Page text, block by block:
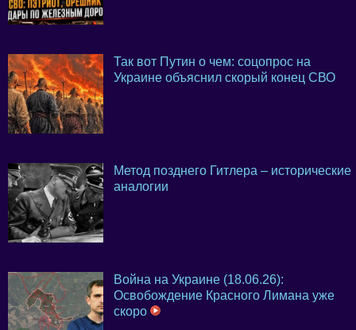
Так вот Путин о чем: соцопрос на
Украине объяснил скорый конец СВО
Метод позднего Гитлера – исторические
аналогии
Война на Украине (18.06.26):
Освобождение Красного Лимана уже
скоро